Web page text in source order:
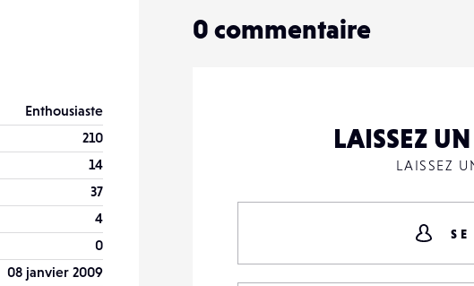
Enthousiaste
210
14
37
4
0
08 janvier 2009
0 commentaire
LAISSEZ
LAISSEZ